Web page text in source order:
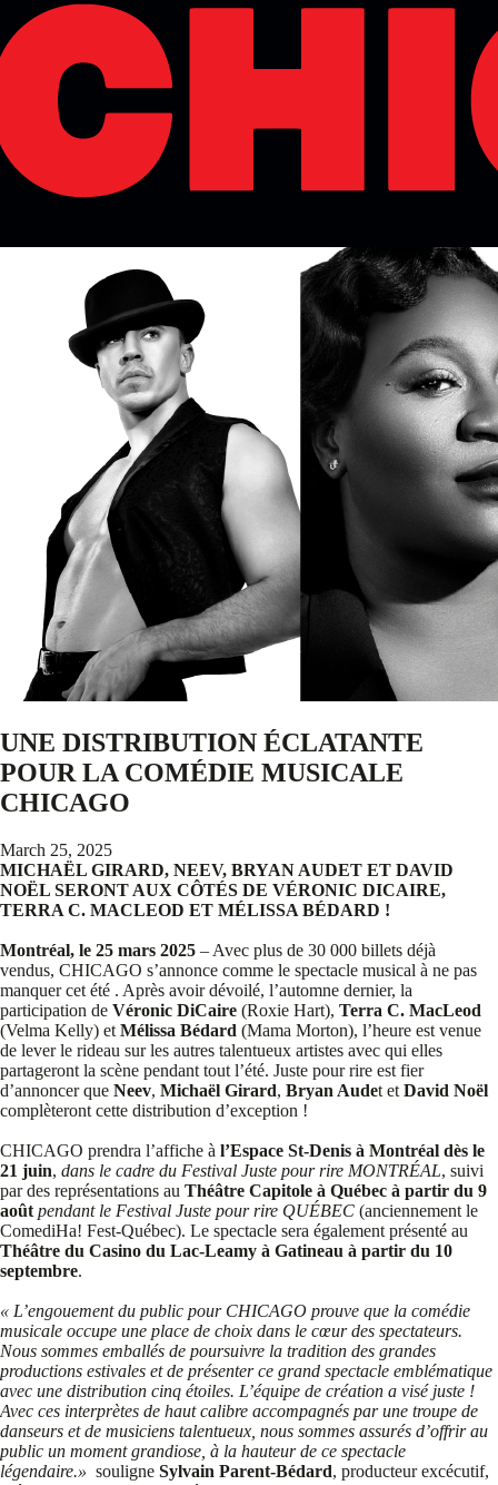
UNE DISTRIBUTION ÉCLATANTE
POUR LA COMÉDIE MUSICALE
CHICAGO
March 25, 2025
MICHAËL GIRARD, NEEV, BRYAN AUDET ET DAVID
NOËL SERONT AUX CÔTÉS DE VÉRONIC DICAIRE,
TERRA C. MACLEOD ET MÉLISSA BÉDARD !
Montréal, le 25 mars 2025 – Avec plus de 30 000 billets déjà
vendus, CHICAGO s’annonce comme le spectacle musical à ne pas
manquer cet été . Après avoir dévoilé, l’automne dernier, la
participation de Véronic DiCaire (Roxie Hart), Terra C. MacLeod
(Velma Kelly) et Mélissa Bédard (Mama Morton), l’heure est venue
de lever le rideau sur les autres talentueux artistes avec qui elles
partageront la scène pendant tout l’été. Juste pour rire est fier
d’annoncer que Neev, Michaël Girard, Bryan Audet et David Noël
complèteront cette distribution d’exception !
CHICAGO prendra l’affiche à l’Espace St-Denis à Montréal dès le
21 juin, dans le cadre du Festival Juste pour rire MONTRÉAL, suivi
par des représentations au Théâtre Capitole à Québec à partir du 9
août pendant le Festival Juste pour rire QUÉBEC (anciennement le
ComediHa! Fest-Québec). Le spectacle sera également présenté au
Théâtre du Casino du Lac-Leamy à Gatineau à partir du 10
septembre.
« L’engouement du public pour CHICAGO prouve que la comédie
musicale occupe une place de choix dans le cœur des spectateurs.
Nous sommes emballés de poursuivre la tradition des grandes
productions estivales et de présenter ce grand spectacle emblématique
avec une distribution cinq étoiles. L’équipe de création a visé juste !
Avec ces interprètes de haut calibre accompagnés par une troupe de
danseurs et de musiciens talentueux, nous sommes assurés d’offrir au
public un moment grandiose, à la hauteur de ce spectacle
légendaire.» souligne Sylvain Parent-Bédard, producteur excécutif,